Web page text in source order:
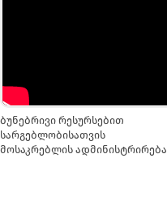
ბუნებრივი რესურსებით
სარგებლობისათვის
მოსაკრებლის ადმინისტრირება